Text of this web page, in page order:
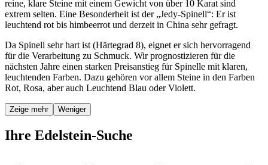
reine, klare Steine mit einem Gewicht von über 10 Karat sind
extrem selten. Eine Besonderheit ist der „Jedy-Spinell“: Er ist
leuchtend rot bis himbeerrot und derzeit in China sehr gefragt.
Da Spinell sehr hart ist (Härtegrad 8), eignet er sich hervorragend
für die Verarbeitung zu Schmuck. Wir prognostizieren für die
nächsten Jahre einen starken Preisanstieg für Spinelle mit klaren,
leuchtenden Farben. Dazu gehören vor allem Steine in den Farben
Rot, Rosa, aber auch Leuchtend Blau oder Violett.
Zeige mehr Weniger
Ihre Edelstein-Suche